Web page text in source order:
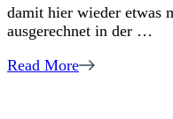
damit hier wieder etwas
ausgerechnet in der …
Read More